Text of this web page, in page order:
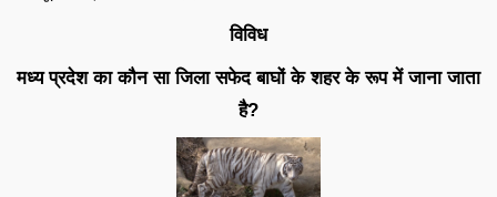
विविध
मध्य प्रदेश का कौन सा जिला सफेद बाघों के शहर के रूप में जाना जाता
है?